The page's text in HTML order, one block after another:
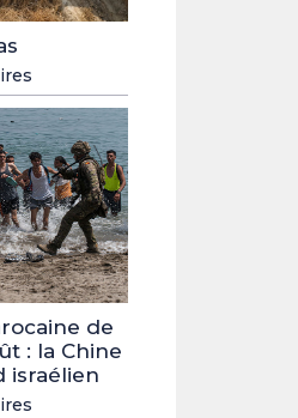
de
: la Chine
israélien